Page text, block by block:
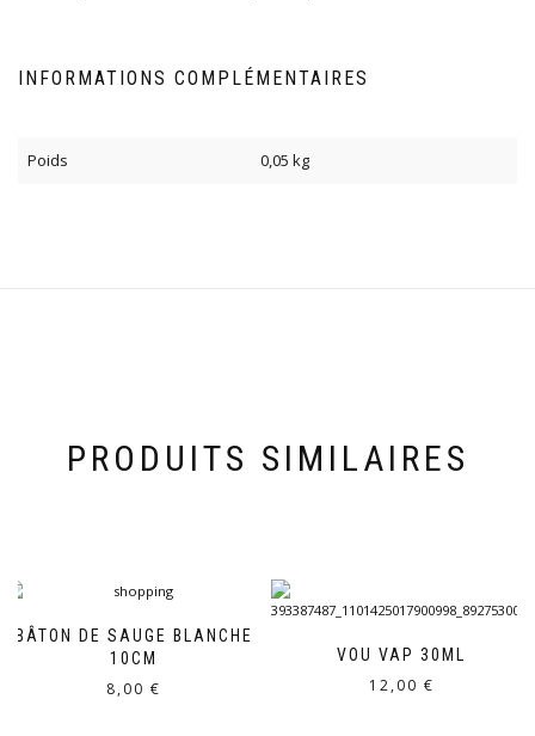
INFORMATIONS COMPLÉMENTAIRES
Poids 0,05 kg
PRODUITS SIMILAIRES
BÂTON DE SAUGE BLANCHE
10CM
8,00 €
VOU VAP 30ML
12,00 €